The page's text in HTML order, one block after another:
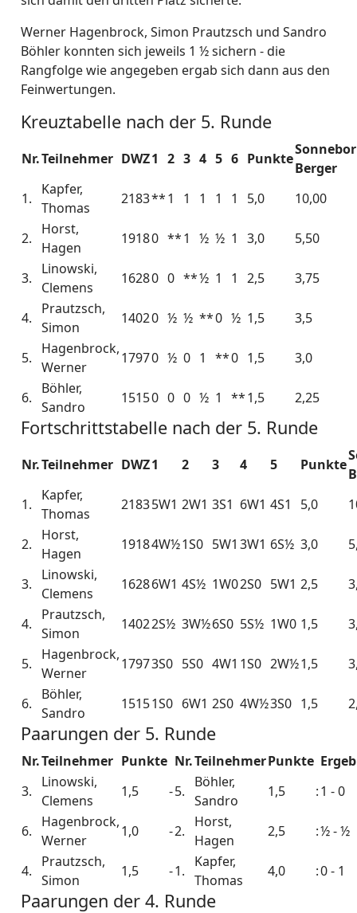
Werner Hagenbrock, Simon Prautzsch und Sandro
Böhler konnten sich jeweils 1 ½ sichern - die
Rangfolge wie angegeben ergab sich dann aus den
Feinwertungen.
Kreuztabelle nach der 5. Runde
Nr.Teilnehmer DWZ1 2 3 4 5 6 Punkte
Berger
1.
Kapfer,
Thomas
2183**1 1 1 1 1 5,0 10,00
2.
Horst,
Hagen
19180 **1 ½ ½ 1 3,0 5,50
3.
Linowski,
Clemens
16280 0 **½ 1 1 2,5 3,75
4.
Prautzsch,
Simon
14020 ½ ½ **0 ½ 1,5 3,5
5.
Hagenbrock,
Werner
17970 ½ 0 1 **0 1,5 3,0
6.
Böhler,
Sandro
15150 0 0 ½ 1 **1,5 2,25
Fortschrittstabelle nach der 5. Runde
Nr.Teilnehmer DWZ1 2 3 4 5 Punkte
1.
Kapfer,
Thomas
21835W1 2W1 3S1 6W1 4S1 5,0
2.
Horst,
Hagen
19184W½1S0 5W1 3W1 6S½ 3,0
3.
Linowski,
Clemens
16286W1 4S½ 1W02S0 5W1 2,5
4.
Prautzsch,
Simon
14022S½ 3W½6S0 5S½ 1W0 1,5
5.
Hagenbrock,
Werner
17973S0 5S0 4W1 1S0 2W½1,5
6.
Böhler,
Sandro
15151S0 6W1 2S0 4W½3S0 1,5
Paarungen der 5. Runde
Nr.Teilnehmer Punkte Nr.TeilnehmerPunkte
3.
Linowski,
Clemens
1,5 -5.
Böhler,
Sandro
1,5 :1 - 0
6.
Hagenbrock,
Werner
1,0 -2.
Horst,
Hagen
2,5 :½ - ½
4.
Prautzsch,
Simon
1,5 -1.
Kapfer,
Thomas
4,0 :0 - 1
Paarungen der 4. Runde